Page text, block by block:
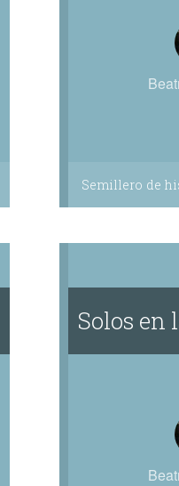
Semillero de
Solos en